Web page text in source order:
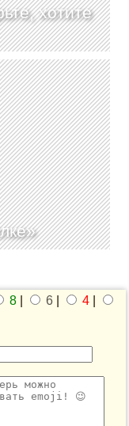
хотите
8 6 4